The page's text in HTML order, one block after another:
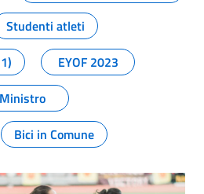
Studenti atleti
EYOF 2023
Ministro
Bici in Comune